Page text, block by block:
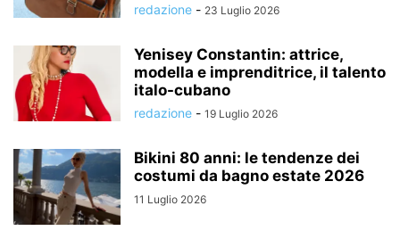
redazione - 23 Luglio 2026
Yenisey Constantin: attrice,
modella e imprenditrice, il talento
italo-cubano
redazione - 19 Luglio 2026
Bikini 80 anni: le tendenze dei
costumi da bagno estate 2026
11 Luglio 2026